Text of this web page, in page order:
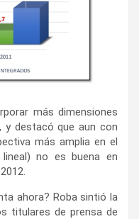
más dimensiones
y destacó que aun con
más amplia en el
no es buena en
ahora? Roba sintió la
titulares de prensa de